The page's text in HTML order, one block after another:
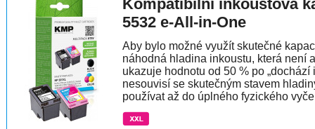
Kompatibilní inkoustová
5532 e-All-in-One
Aby bylo možné využít skutečné
náhodná hladina inkoustu, která není
ukazuje hodnotu od 50 % po
nesouvisí se skutečným stavem
používat až do úplného fyzického